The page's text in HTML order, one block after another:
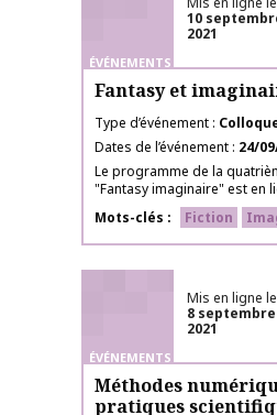
ÉVÉNEMENTS
10
2021
Fantasy et
Type d’événement
Dates de l’événement 24/
Le programme de la
"Fantasy imaginaire" est en
Mots-clés
Fiction
ÉVÉNEMENTS
Mis en ligne le
8 septembre
2021
Méthodes
pratiques